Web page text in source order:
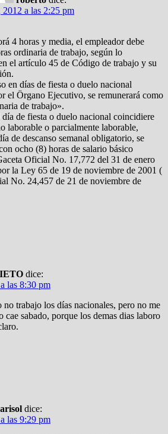
a las 2:25 pm
4 horas y media, el empleador debe
ordinaria de trabajo, según lo
el artículo 45 de Código de trabajo y su
en días de fiesta o duelo nacional
el Örgano Ejecutivo, se remunerará como
de trabajo».
día de fiesta o duelo nacional coincidiere
laborable o parcialmente laborable,
de descanso semanal obligatorio, se
ocho (8) horas de salario básico
Oficial No. 17,772 del 31 de enero
la Ley 65 de 19 de noviembre de 2001 (
No. 24,457 de 21 de noviembre de
dice:
las 8:30 pm
no trabajo los días nacionales, pero no me
cae sabado, porque los demas dias laboro
dice:
las 9:29 pm